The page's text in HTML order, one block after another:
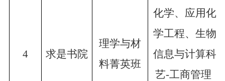
4 求是书院
理学与材
料菁英班
化学、应用化
学工程、生物
信息与计算科
艺-工商管理